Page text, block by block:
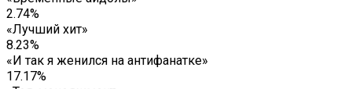
2.74%
«Лучший хит»
8.23%
«И так я женился на антифанатке»
17.17%